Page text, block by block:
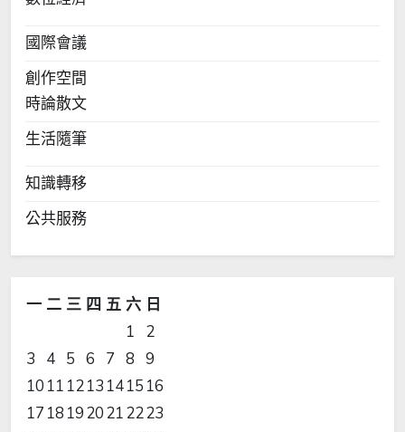
國際會議
創作空間
時論散文
生活隨筆
知識轉移
公共服務
一 二 三 四 五 六 日
1
2
3
4 5 6 7 8 9
10 11 1213 1415 16
17 18 1920212223